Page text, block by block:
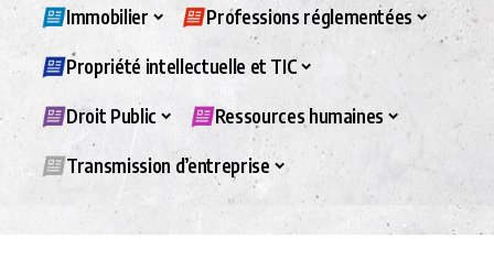
Immobilier Professions réglementées
Propriété intellectuelle et TIC
Droit Public Ressources humaines
Transmission d’entreprise